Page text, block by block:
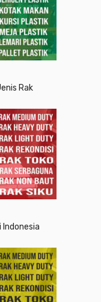
Rak
Indonesia